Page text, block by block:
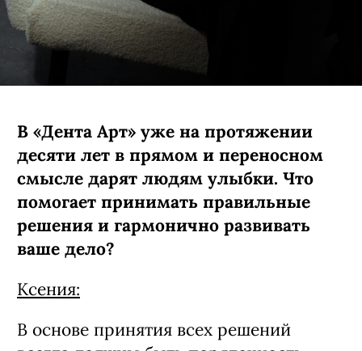
В «Дента Арт» уже на протяжении
десяти лет в прямом и переносном
смысле дарят людям улыбки. Что
помогает принимать правильные
решения и гармонично развивать
ваше дело?
Ксения: